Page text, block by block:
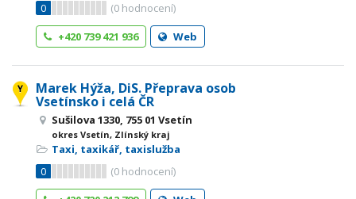
0
(0 hodnocení)
+420 739 421 936
Web
Marek Hýža, DiS. Přeprava osob
Vsetínsko i celá ČR
Sušilova 1330, 755 01 Vsetín
okres Vsetín, Zlínský kraj
Taxi, taxikář, taxislužba
0
(0 hodnocení)